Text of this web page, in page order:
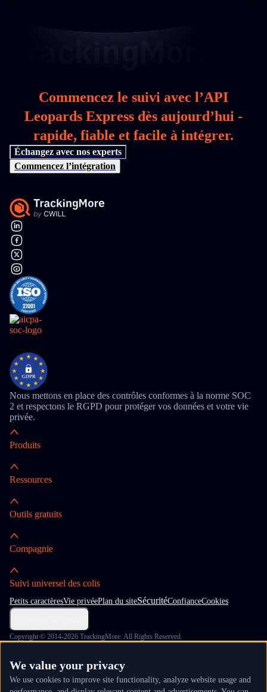
Commencez le suivi avec l’API
Leopards Express dès aujourd’hui -
rapide, fiable et facile à intégrer.
Échangez avec nos experts
Commencez l’intégration
Nous mettons en place des contrôles conformes à la norme SOC
2 et respectons le RGPD pour protéger vos données et votre vie
privée.
Produits
Ressources
Outils gratuits
Compagnie
Suivi universel des colis
Petits caractèresVie privéePlan du siteSécuritéConfianceCookies
Copyright © 2014-2026 TrackingMore. All Rights Reserved.
We value your privacy
We use cookies to improve site functionality, analyze website usage and